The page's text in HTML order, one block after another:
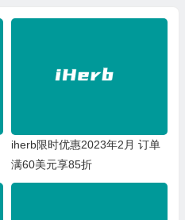
iherb限时优惠2023年2月 订单
满60美元享85折